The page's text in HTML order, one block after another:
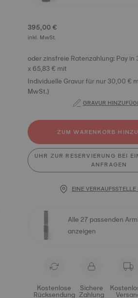
395,00 €
inkl. MwSt.
oder zinsfreie Ratenzahlung: Pay in
x 65,83 € mit
Individuelle Gravur für nur 30,00 €
MwSt.)
GRAVUR
ZUM WARENKORB
UHR ZUR RESERVIERUNG BEI
ANFRAGEN
EINE
Alle 27 passenden
anzeigen
Kostenlose
Rücksendung
Sichere
Zahlung